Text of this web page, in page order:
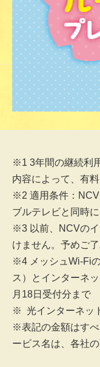
※1 3年間の継続利
内容によって、有
※2 適用条件：
ブルテレビと同時
※3 以前、NCVの
けません。予めご了
※4 メッシュWi-Fi
ス）とインターネ
月18日受付分まで
※ 光インターネッ
※表記の金額はす
ービス名は、各社